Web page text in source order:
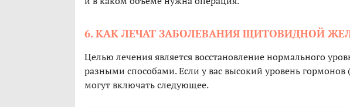
6. КАК ЛЕЧАТ ЗАБОЛЕВАНИЯ ЩИТОВИДНОЙ
Целью лечения является восстановление нормального
разными способами. Если у вас высокий уровень
могут включать следующее.